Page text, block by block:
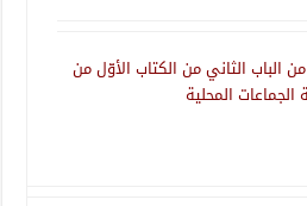
الفصول 69 و70 و71 من الباب الثاني من الكتاب الأوّل من
الجماعات المحلية